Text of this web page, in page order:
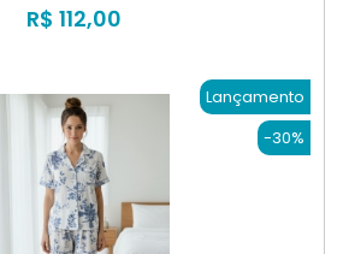
R$ 112,00
Lançamento
-30%